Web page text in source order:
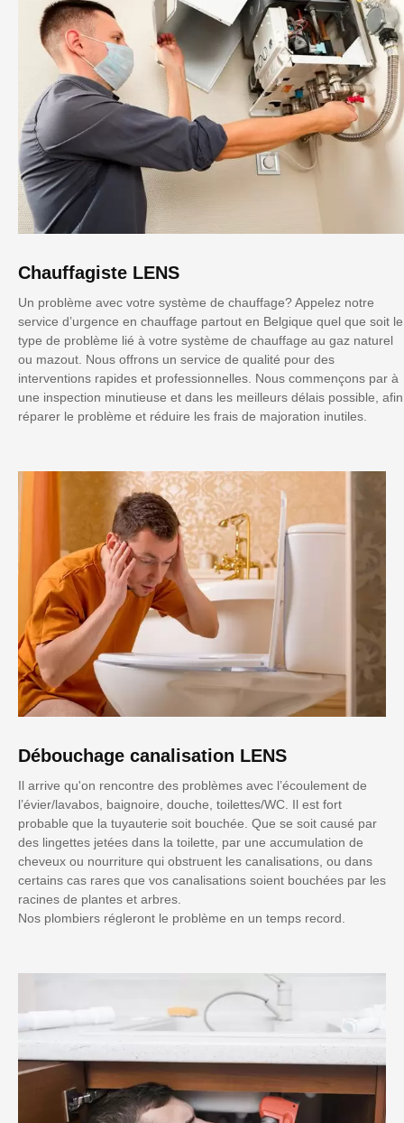
Chauffagiste LENS
Un problème avec votre système de chauffage? Appelez notre
service d’urgence en chauffage partout en Belgique quel que soit le
type de problème lié à votre système de chauffage au gaz naturel
ou mazout. Nous offrons un service de qualité pour des
interventions rapides et professionnelles. Nous commençons par à
une inspection minutieuse et dans les meilleurs délais possible, afin
réparer le problème et réduire les frais de majoration inutiles.
Débouchage canalisation LENS
Il arrive qu'on rencontre des problèmes avec l’écoulement de
l’évier/lavabos, baignoire, douche, toilettes/WC. Il est fort
probable que la tuyauterie soit bouchée. Que se soit causé par
des lingettes jetées dans la toilette, par une accumulation de
cheveux ou nourriture qui obstruent les canalisations, ou dans
certains cas rares que vos canalisations soient bouchées par les
racines de plantes et arbres.
Nos plombiers régleront le problème en un temps record.